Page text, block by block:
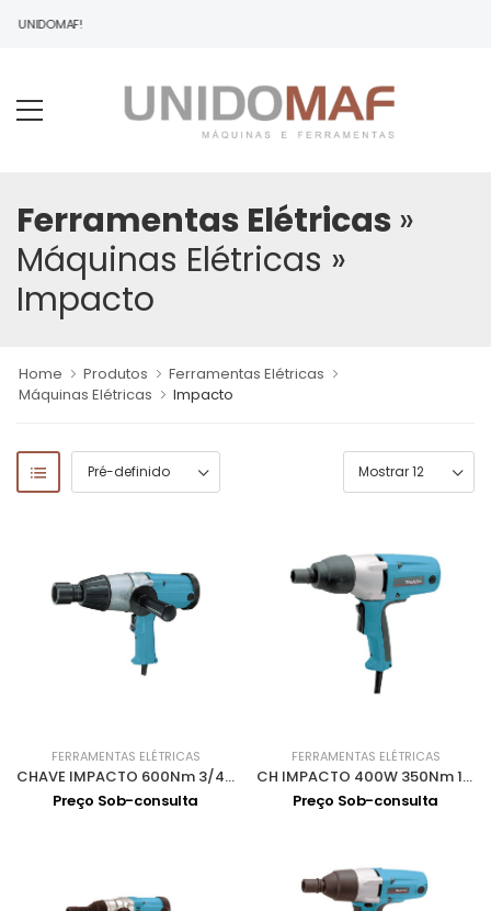
À UNIDOMAF!
Ferramentas Elétricas»
Máquinas Elétricas »
Impacto
Home Produtos
Ferramentas Elétricas
Máquinas Elétricas
Impacto
FERRAMENTAS ELÉTRICAS
CHAVE IMPACTO 600Nm 3/4 6906
Preço Sob-consulta
FERRAMENTAS ELÉTRICAS
CH IMPACTO 400W 350Nm 1/2 M12 TW0350
Preço Sob-consulta